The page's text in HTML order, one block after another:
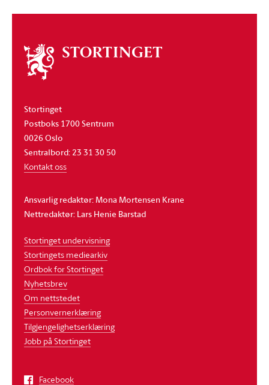
Om
stortinget
Stortinget
Postboks 1700 Sentrum
0026 Oslo
Sentralbord: 23 31 30 50
Kontakt oss
Ansvarlig redaktør: Mona Mortensen Krane
Nettredaktør: Lars Henie Barstad
Stortinget undervisning
Stortingets mediearkiv
Ordbok for Stortinget
Nyhetsbrev
Om nettstedet
Personvernerklæring
Tilgjengelighetserklæring
Jobb på Stortinget
Facebook